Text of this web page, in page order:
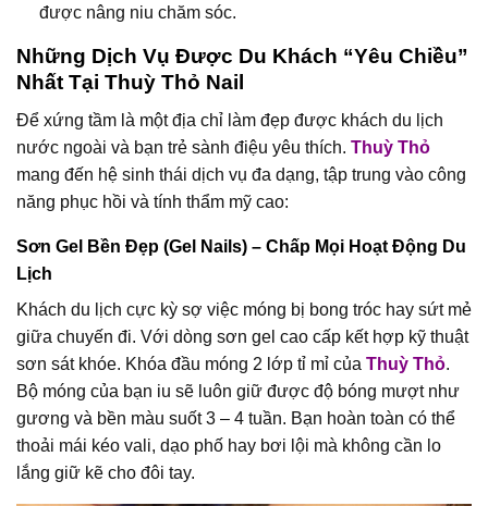
được nâng niu chăm sóc.
Những Dịch Vụ Được Du Khách “Yêu Chiều”
Nhất Tại Thuỳ Thỏ Nail
Để xứng tầm là một địa chỉ làm đẹp được khách du lịch
nước ngoài và bạn trẻ sành điệu yêu thích. Thuỳ Thỏ
mang đến hệ sinh thái dịch vụ đa dạng, tập trung vào công
năng phục hồi và tính thẩm mỹ cao:
Sơn Gel Bền Đẹp (Gel Nails) – Chấp Mọi Hoạt Động Du
Lịch
Khách du lịch cực kỳ sợ việc móng bị bong tróc hay sứt mẻ
giữa chuyến đi. Với dòng sơn gel cao cấp kết hợp kỹ thuật
sơn sát khóe. Khóa đầu móng 2 lớp tỉ mỉ của Thuỳ Thỏ.
Bộ móng của bạn iu sẽ luôn giữ được độ bóng mượt như
gương và bền màu suốt 3 – 4 tuần. Bạn hoàn toàn có thể
thoải mái kéo vali, dạo phố hay bơi lội mà không cần lo
lắng giữ kẽ cho đôi tay.